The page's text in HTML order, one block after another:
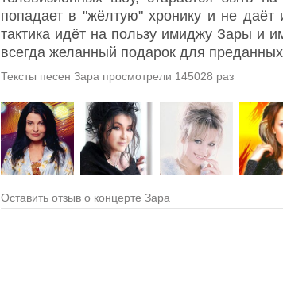
попадает в "жёлтую" хронику и не
тактика идёт на пользу имиджу Зары и
всегда желанный подарок для
Тексты песен Зара просмотрели 145028 раз
Оставить отзыв о концерте Зара